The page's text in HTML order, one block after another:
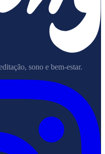
sono e bem-estar.